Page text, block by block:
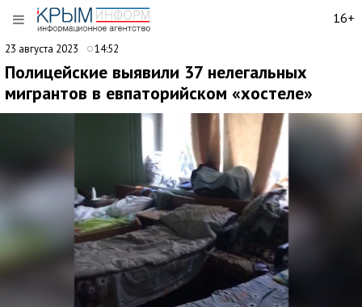
16+
23 августа 2023 14:52
Полицейские выявили 37 нелегальных
мигрантов в евпаторийском «хостеле»